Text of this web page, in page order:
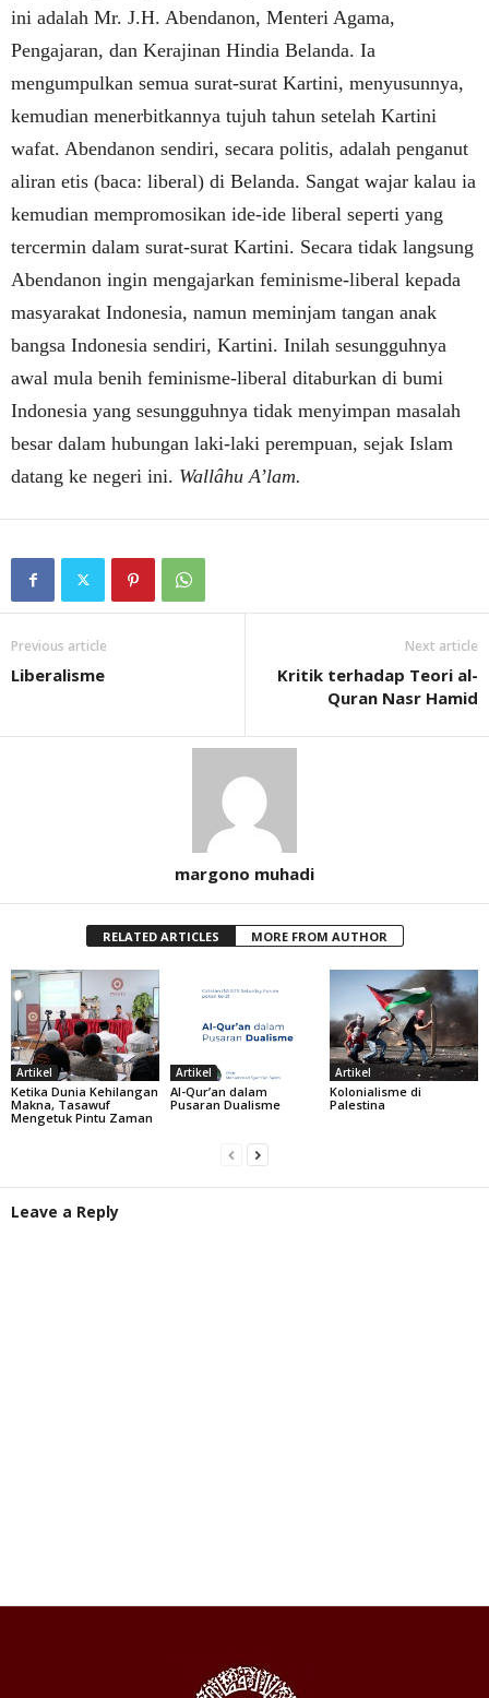
ini adalah Mr. J.H. Abendanon, Menteri Agama,
Pengajaran, dan Kerajinan Hindia Belanda. Ia
mengumpulkan semua surat-surat Kartini, menyusunnya,
kemudian menerbitkannya tujuh tahun setelah Kartini
wafat. Abendanon sendiri, secara politis, adalah penganut
aliran etis (baca: liberal) di Belanda. Sangat wajar kalau ia
kemudian mempromosikan ide-ide liberal seperti yang
tercermin dalam surat-surat Kartini. Secara tidak langsung
Abendanon ingin mengajarkan feminisme-liberal kepada
masyarakat Indonesia, namun meminjam tangan anak
bangsa Indonesia sendiri, Kartini. Inilah sesungguhnya
awal mula benih feminisme-liberal ditaburkan di bumi
Indonesia yang sesungguhnya tidak menyimpan masalah
besar dalam hubungan laki-laki perempuan, sejak Islam
datang ke negeri ini. Wallâhu A’lam.
Previous article
Liberalisme
Next article
Kritik terhadap Teori al-
Quran Nasr Hamid
margono muhadi
RELATED ARTICLES MORE FROM AUTHOR
Artikel
Ketika Dunia Kehilangan
Makna, Tasawuf
Mengetuk Pintu Zaman
Artikel
Al-Qur’an dalam
Pusaran Dualisme
Artikel
Kolonialisme di
Palestina
Leave a Reply